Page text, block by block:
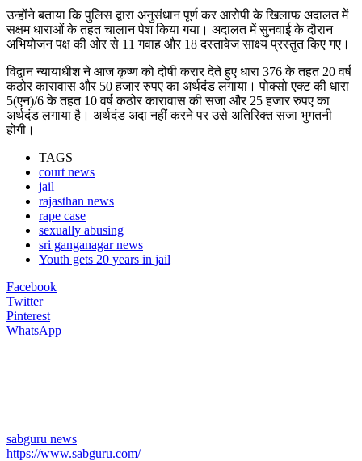
उन्होंने बताया कि पुलिस द्वारा अनुसंधान पूर्ण कर आरोपी के खिलाफ अदालत में
सक्षम धाराओं के तहत चालान पेश किया गया। अदालत में सुनवाई के दौरान
अभियोजन पक्ष की ओर से 11 गवाह और 18 दस्तावेज साक्ष्य प्रस्तुत किए गए।
विद्वान न्यायाधीश ने आज कृष्ण को दोषी करार देते हुए धारा 376 के तहत 20 वर्ष
कठोर कारावास और 50 हजार रुपए का अर्थदंड लगाया। पोक्सो एक्ट की धारा
5(एन)/6 के तहत 10 वर्ष कठोर कारावास की सजा और 25 हजार रुपए का
अर्थदंड लगाया है। अर्थदंड अदा नहीं करने पर उसे अतिरिक्त सजा भुगतनी
होगी।
TAGS
court news
jail
rajasthan news
rape case
sexually abusing
sri ganganagar news
Youth gets 20 years in jail
Facebook
Twitter
Pinterest
WhatsApp
sabguru news
https://www.sabguru.com/